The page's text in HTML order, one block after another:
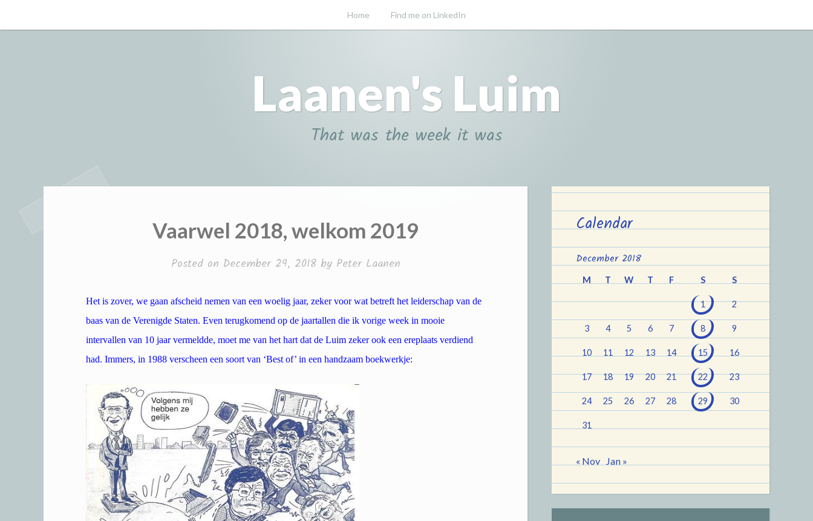
to
Home Find me on LinkedIn
Laanen's Luim
That was the week it was
Vaarwel 2018, welkom 2019
Posted on December 29, 2018by Peter Laanen
Het is zover, we gaan afscheid nemen van een woelig jaar, zeker voor wat betreft het leiderschap van de
baas van de Verenigde Staten. Even terugkomend op de jaartallen die ik vorige week in mooie
intervallen van 10 jaar vermeldde, moet me van het hart dat de Luim zeker ook een ereplaats verdiend
had. Immers, in 1988 verscheen een soort van ‘Best of’ in een handzaam boekwerkje:
Calendar
December 2018
M T W T F S S
1 2
3 4 5 6 7 8 9
10 11 12 13 14 15 16
17 18 19 20 21 22 23
24 25 26 27 28 29 30
31
« Nov Jan »